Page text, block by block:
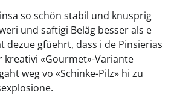
so schön stabil und knusprig
und saftigi Beläg besser als e
dezue gfüehrt, dass i de Pinsierias
kreativi «Gourmet»-Variante
weg vo «Schinke-Pilz» hi zu